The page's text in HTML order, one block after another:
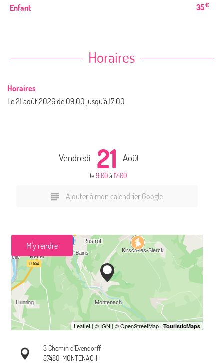
Enfant 35€
Horaires
Horaires
Le21 août 2026de 09:00 jusqu'à 17:00
Vendredi 21 Août
De9:00à17:00
Ajouter à mon calendrier Google
M'y rendre
3 Chemin d'Evendorff
57480 MONTENACH